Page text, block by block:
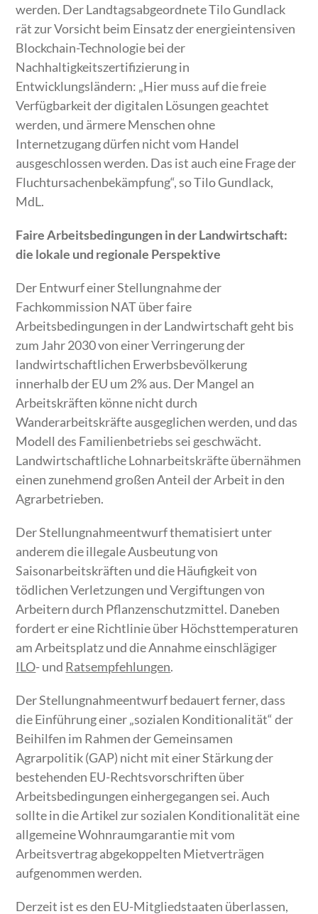
werden. Der Landtagsabgeordnete Tilo Gundlack
rät zur Vorsicht beim Einsatz der energieintensiven
Blockchain-Technologie bei der
Nachhaltigkeitszertifizierung in
Entwicklungsländern: „Hier muss auf die freie
Verfügbarkeit der digitalen Lösungen geachtet
werden, und ärmere Menschen ohne
Internetzugang dürfen nicht vom Handel
ausgeschlossen werden. Das ist auch eine Frage der
Fluchtursachenbekämpfung“, so Tilo Gundlack,
MdL.
Faire Arbeitsbedingungen in der Landwirtschaft:
die lokale und regionale Perspektive
Der Entwurf einer Stellungnahme der
Fachkommission NAT über faire
Arbeitsbedingungen in der Landwirtschaft geht bis
zum Jahr 2030 von einer Verringerung der
landwirtschaftlichen Erwerbsbevölkerung
innerhalb der EU um 2% aus. Der Mangel an
Arbeitskräften könne nicht durch
Wanderarbeitskräfte ausgeglichen werden, und das
Modell des Familienbetriebs sei geschwächt.
Landwirtschaftliche Lohnarbeitskräfte übernähmen
einen zunehmend großen Anteil der Arbeit in den
Agrarbetrieben.
Der Stellungnahmeentwurf thematisiert unter
anderem die illegale Ausbeutung von
Saisonarbeitskräften und die Häufigkeit von
tödlichen Verletzungen und Vergiftungen von
Arbeitern durch Pflanzenschutzmittel. Daneben
fordert er eine Richtlinie über Höchsttemperaturen
am Arbeitsplatz und die Annahme einschlägiger
ILO- und Ratsempfehlungen.
Der Stellungnahmeentwurf bedauert ferner, dass
die Einführung einer „sozialen Konditionalität“ der
Beihilfen im Rahmen der Gemeinsamen
Agrarpolitik (GAP) nicht mit einer Stärkung der
bestehenden EU-Rechtsvorschriften über
Arbeitsbedingungen einhergegangen sei. Auch
sollte in die Artikel zur sozialen Konditionalität eine
allgemeine Wohnraumgarantie mit vom
Arbeitsvertrag abgekoppelten Mietverträgen
aufgenommen werden.
Derzeit ist es den EU-Mitgliedstaaten überlassen,